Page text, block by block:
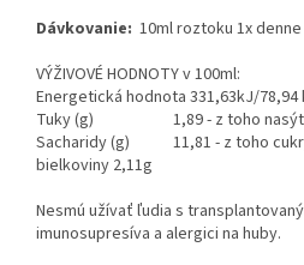
Dávkovanie: 10ml roztoku 1x denne
VÝŽIVOVÉ HODNOTY v 100ml:
Energetická hodnota 331,63kJ/78,94
Tuky (g) 1,89 - z toho
Sacharidy (g) 11,81 - z toho
bielkoviny 2,11g
Nesmú užívať ľudia s
imunosupresíva a alergici na huby.